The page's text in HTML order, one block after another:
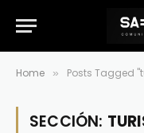
Home » Posts Tagged
SECCIÓN: